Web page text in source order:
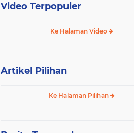
Video Terpopuler
Ke Halaman Video
Artikel Pilihan
Ke Halaman Pilihan